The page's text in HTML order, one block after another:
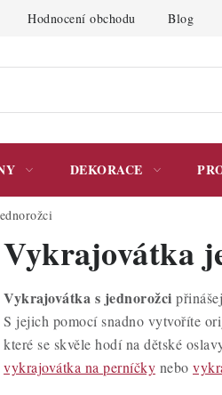
Hodnocení obchodu Blog
DEKORACE
Vykrajovátka
Vykrajovátka s jednorožci
S jejich pomocí snadno vytvoříte
které se skvěle hodí na dětské
vykrajovátka na perníčky nebo